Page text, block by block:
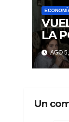
LA
AGO
Un